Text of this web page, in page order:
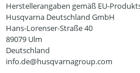
Herstellerangaben gemäß EU-
Husqvarna Deutschland GmbH
Hans-Lorenser-Straße 40
89079 Ulm
Deutschland
info.de@husqvarnagroup.com